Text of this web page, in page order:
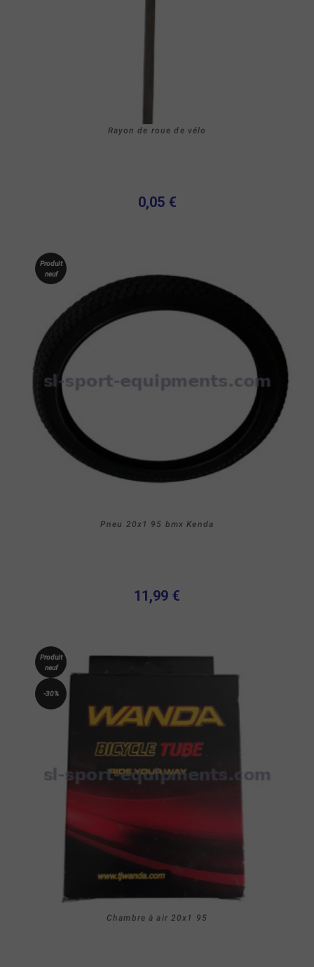
Rayon de roue de vélo
0,05 €
Produit
neuf
Pneu 20x1 95 bmx Kenda
11,99 €
Produit
neuf
-30%
Chambre à air 20x1 95